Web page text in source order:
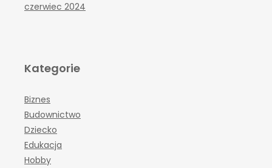
czerwiec 2024
Kategorie
Biznes
Budownictwo
Dziecko
Edukacja
Hobby